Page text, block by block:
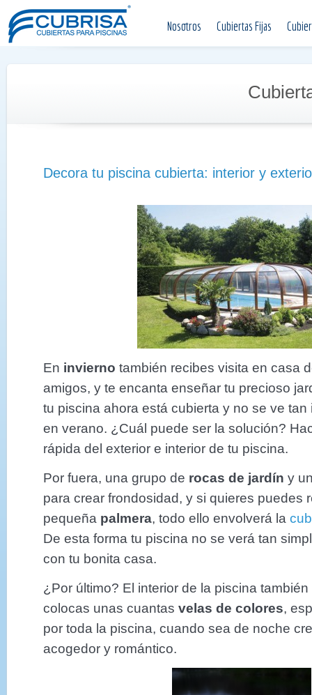
Nosotros Cubiertas Fijas
Decora tu piscina cubierta: interior y
En invierno también recibes visita en casa
amigos, y te encanta enseñar tu precioso
tu piscina ahora está cubierta y no se ve
en verano. ¿Cuál puede ser la solución?
rápida del exterior e interior de tu piscina.
Por fuera, una grupo de rocas de jardín y
para crear frondosidad, y si quieres puedes
pequeña palmera, todo ello envolverá la
De esta forma tu piscina no se verá tan
con tu bonita casa.
¿Por último? El interior de la piscina
colocas unas cuantas velas de colores,
por toda la piscina, cuando sea de noche
acogedor y romántico.